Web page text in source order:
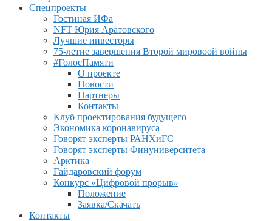
Спецпроекты
Гостиная ИФа
NFT Юрия Аратовского
Лучшие инвесторы
75-летие завершения Второй мировоой войны
#ГолосПамяти
О проекте
Новости
Партнеры
Контакты
Клуб проектирования будущего
Экономика коронавируса
Говорят эксперты РАНХиГС
Говорят эксперты Финуниверситета
Арктика
Гайдаровский форум
Конкурс «Цифровой прорыв»
Положение
Заявка/Скачать
Контакты